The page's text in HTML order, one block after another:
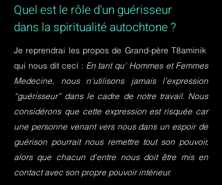
Quel est le rôle d'un guérisseur
dans la spiritualité autochtone ?
Je reprendrai les propos de Grand-père T8aminik
qui nous dit ceci : En tant qu' Hommes et Femmes
Medecine, nous n'utilisons jamais l’expression
“guérisseur” dans le cadre de notre travail. Nous
considérons que cette expression est risquée car
une personne venant vers nous dans un espoir de
guérison pourrait nous remettre tout son pouvoir,
alors que chacun d’entre nous doit être mis en
contact avec son propre pouvoir intérieur.